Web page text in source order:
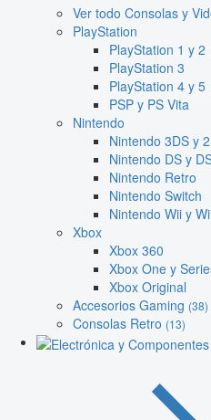
Ver todo Consolas y
PlayStation
PlayStation 1 y 2
PlayStation 3
PlayStation 4 y 5
PSP y PS Vita
Nintendo
Nintendo 3DS y
Nintendo DS y
Nintendo Retro
Nintendo Switch
Nintendo Wii y
Xbox
Xbox 360
Xbox One y
Xbox Original
Accesorios Gaming (38)
Consolas Retro (13)